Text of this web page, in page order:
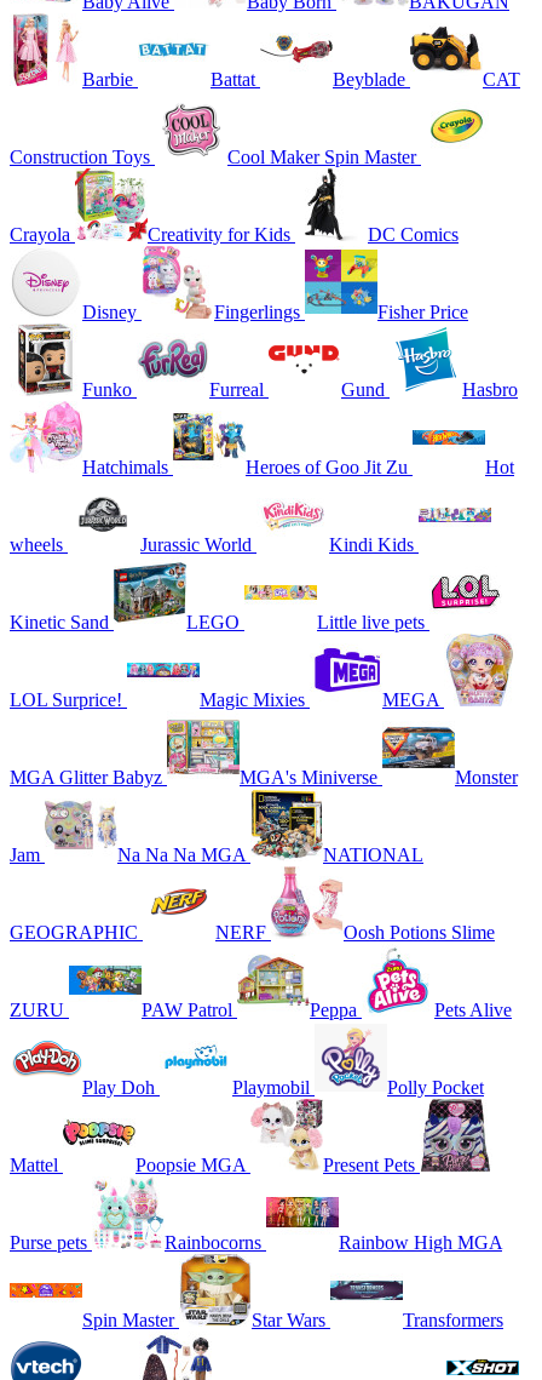
Barbie Battat Beyblade CAT
Construction Toys Cool Maker Spin Master
Crayola Creativity for Kids DC Comics
Disney Fingerlings Fisher Price
Funko Furreal Gund Hasbro
Hatchimals Heroes of Goo Jit Zu Hot
wheels Jurassic World Kindi Kids
Kinetic Sand LEGO Little live pets
LOL Surprice! Magic Mixies MEGA
MGA Glitter Babyz MGA's Miniverse Monster
Jam Na Na Na MGA NATIONAL
GEOGRAPHIC NERF Oosh Potions Slime
ZURU PAW Patrol Peppa Pets Alive
Play Doh Playmobil Polly Pocket
Mattel Poopsie MGA Present Pets
Purse pets Rainbocorns Rainbow High MGA
Spin Master Star Wars Transformers